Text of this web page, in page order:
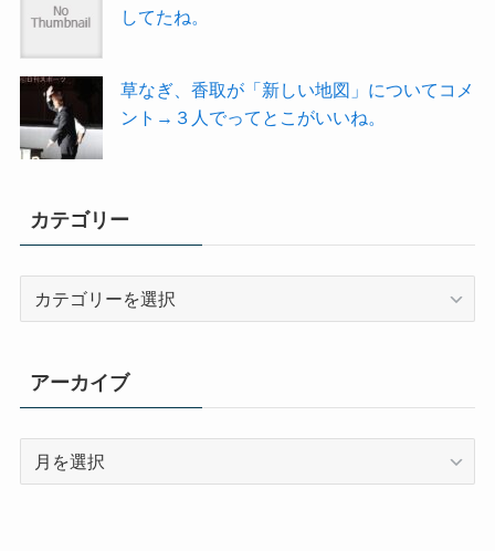
してたね。
草なぎ、香取が「新しい地図」についてコメ
ント→３人でってとこがいいね。
カテゴリー
リ
ー
アーカイブ